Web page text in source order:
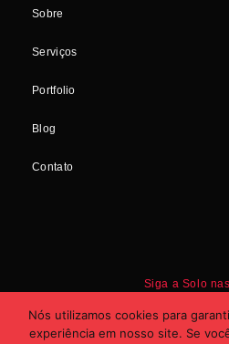
Sobre
Serviços
Portfolio
Blog
Contato
Siga a Solo
Nós utilizamos cookies para
experiência em nosso site. Se